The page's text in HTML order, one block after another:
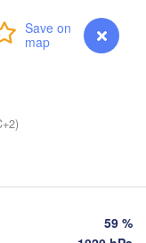
Forecast
59 %